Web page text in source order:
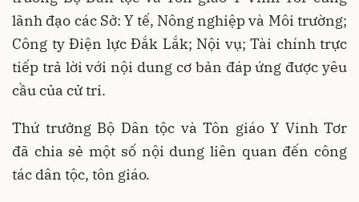
lãnh đạo các Sở: Y tế, Nông nghiệp và Môi trường;
Công ty Điện lực Đắk Lắk; Nội vụ; Tài chính trực
tiếp trả lời với nội dung cơ bản đáp ứng được yêu
cầu của cử tri.
Thứ trưởng Bộ Dân tộc và Tôn giáo Y Vinh Tơr
đã chia sẻ một số nội dung liên quan đến công
tác dân tộc, tôn giáo.